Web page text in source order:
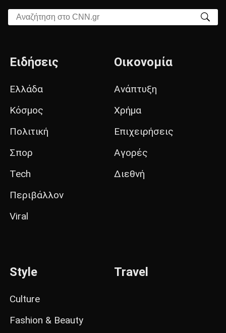
Αναζήτηση στο CNN.gr
Ειδήσεις
Ελλάδα
Κόσμος
Πολιτική
Σπορ
Tech
Περιβάλλον
Viral
Οικονομία
Ανάπτυξη
Χρήμα
Επιχειρήσεις
Αγορές
Διεθνή
Style
Culture
Fashion & Beauty
Travel